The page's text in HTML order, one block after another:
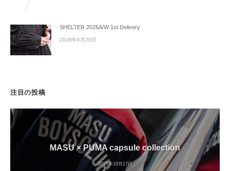
SHELTER 2026A/W 1st Delivery
2026年6月20日
注目の投稿
MASU × PUMA capsule collection
2025年10月17日